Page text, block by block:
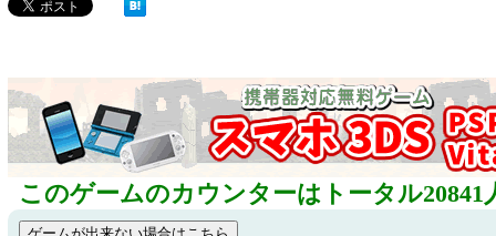
このゲームのカウンターはトータル20841